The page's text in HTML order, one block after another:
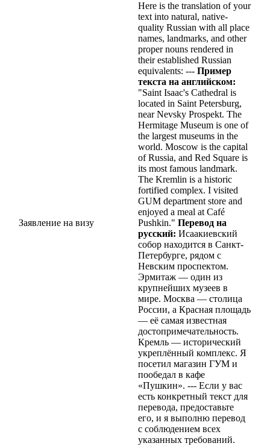
Заявление на визу
Here is the translation of your
text into natural, native-
quality Russian with all place
names, landmarks, and other
proper nouns rendered in
their established Russian
equivalents: --- Пример
текста на английском:
"Saint Isaac's Cathedral is
located in Saint Petersburg,
near Nevsky Prospekt. The
Hermitage Museum is one of
the largest museums in the
world. Moscow is the capital
of Russia, and Red Square is
its most famous landmark.
The Kremlin is a historic
fortified complex. I visited
GUM department store and
enjoyed a meal at Café
Pushkin." Перевод на
русский: Исаакиевский
собор находится в Санкт-
Петербурге, рядом с
Невским проспектом.
Эрмитаж — один из
крупнейших музеев в
мире. Москва — столица
России, а Красная площадь
— её самая известная
достопримечательность.
Кремль — исторический
укреплённый комплекс. Я
посетил магазин ГУМ и
пообедал в кафе
«Пушкин». --- Если у вас
есть конкретный текст для
перевода, предоставьте
его, и я выполню перевод
с соблюдением всех
указанных требований.